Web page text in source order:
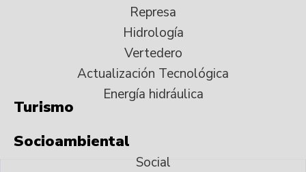
Represa
Hidrología
Vertedero
Actualización Tecnológica
Energía hidráulica
Turismo
Socioambiental
Social